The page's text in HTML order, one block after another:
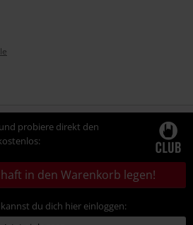
probiere direkt den
in den Warenkorb legen!
du dich hier einloggen: